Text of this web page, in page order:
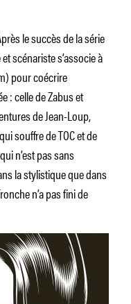
le succès de la série
scénariste s’associe à
pour coécrire
: celle de Zabus et
de Jean-Loup,
souffre de TOC et de
n’est pas sans
la stylistique que dans
n’a pas fini de